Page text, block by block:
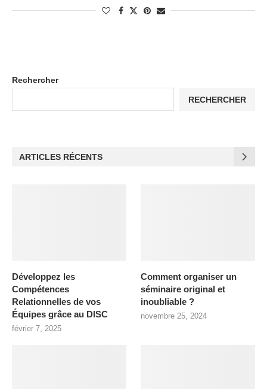
Rechercher
RECHERCHER
ARTICLES RÉCENTS
Développez les
Compétences
Relationnelles de vos
Équipes grâce au DISC
février 7, 2025
Comment organiser un
séminaire original et
inoubliable ?
novembre 25, 2024